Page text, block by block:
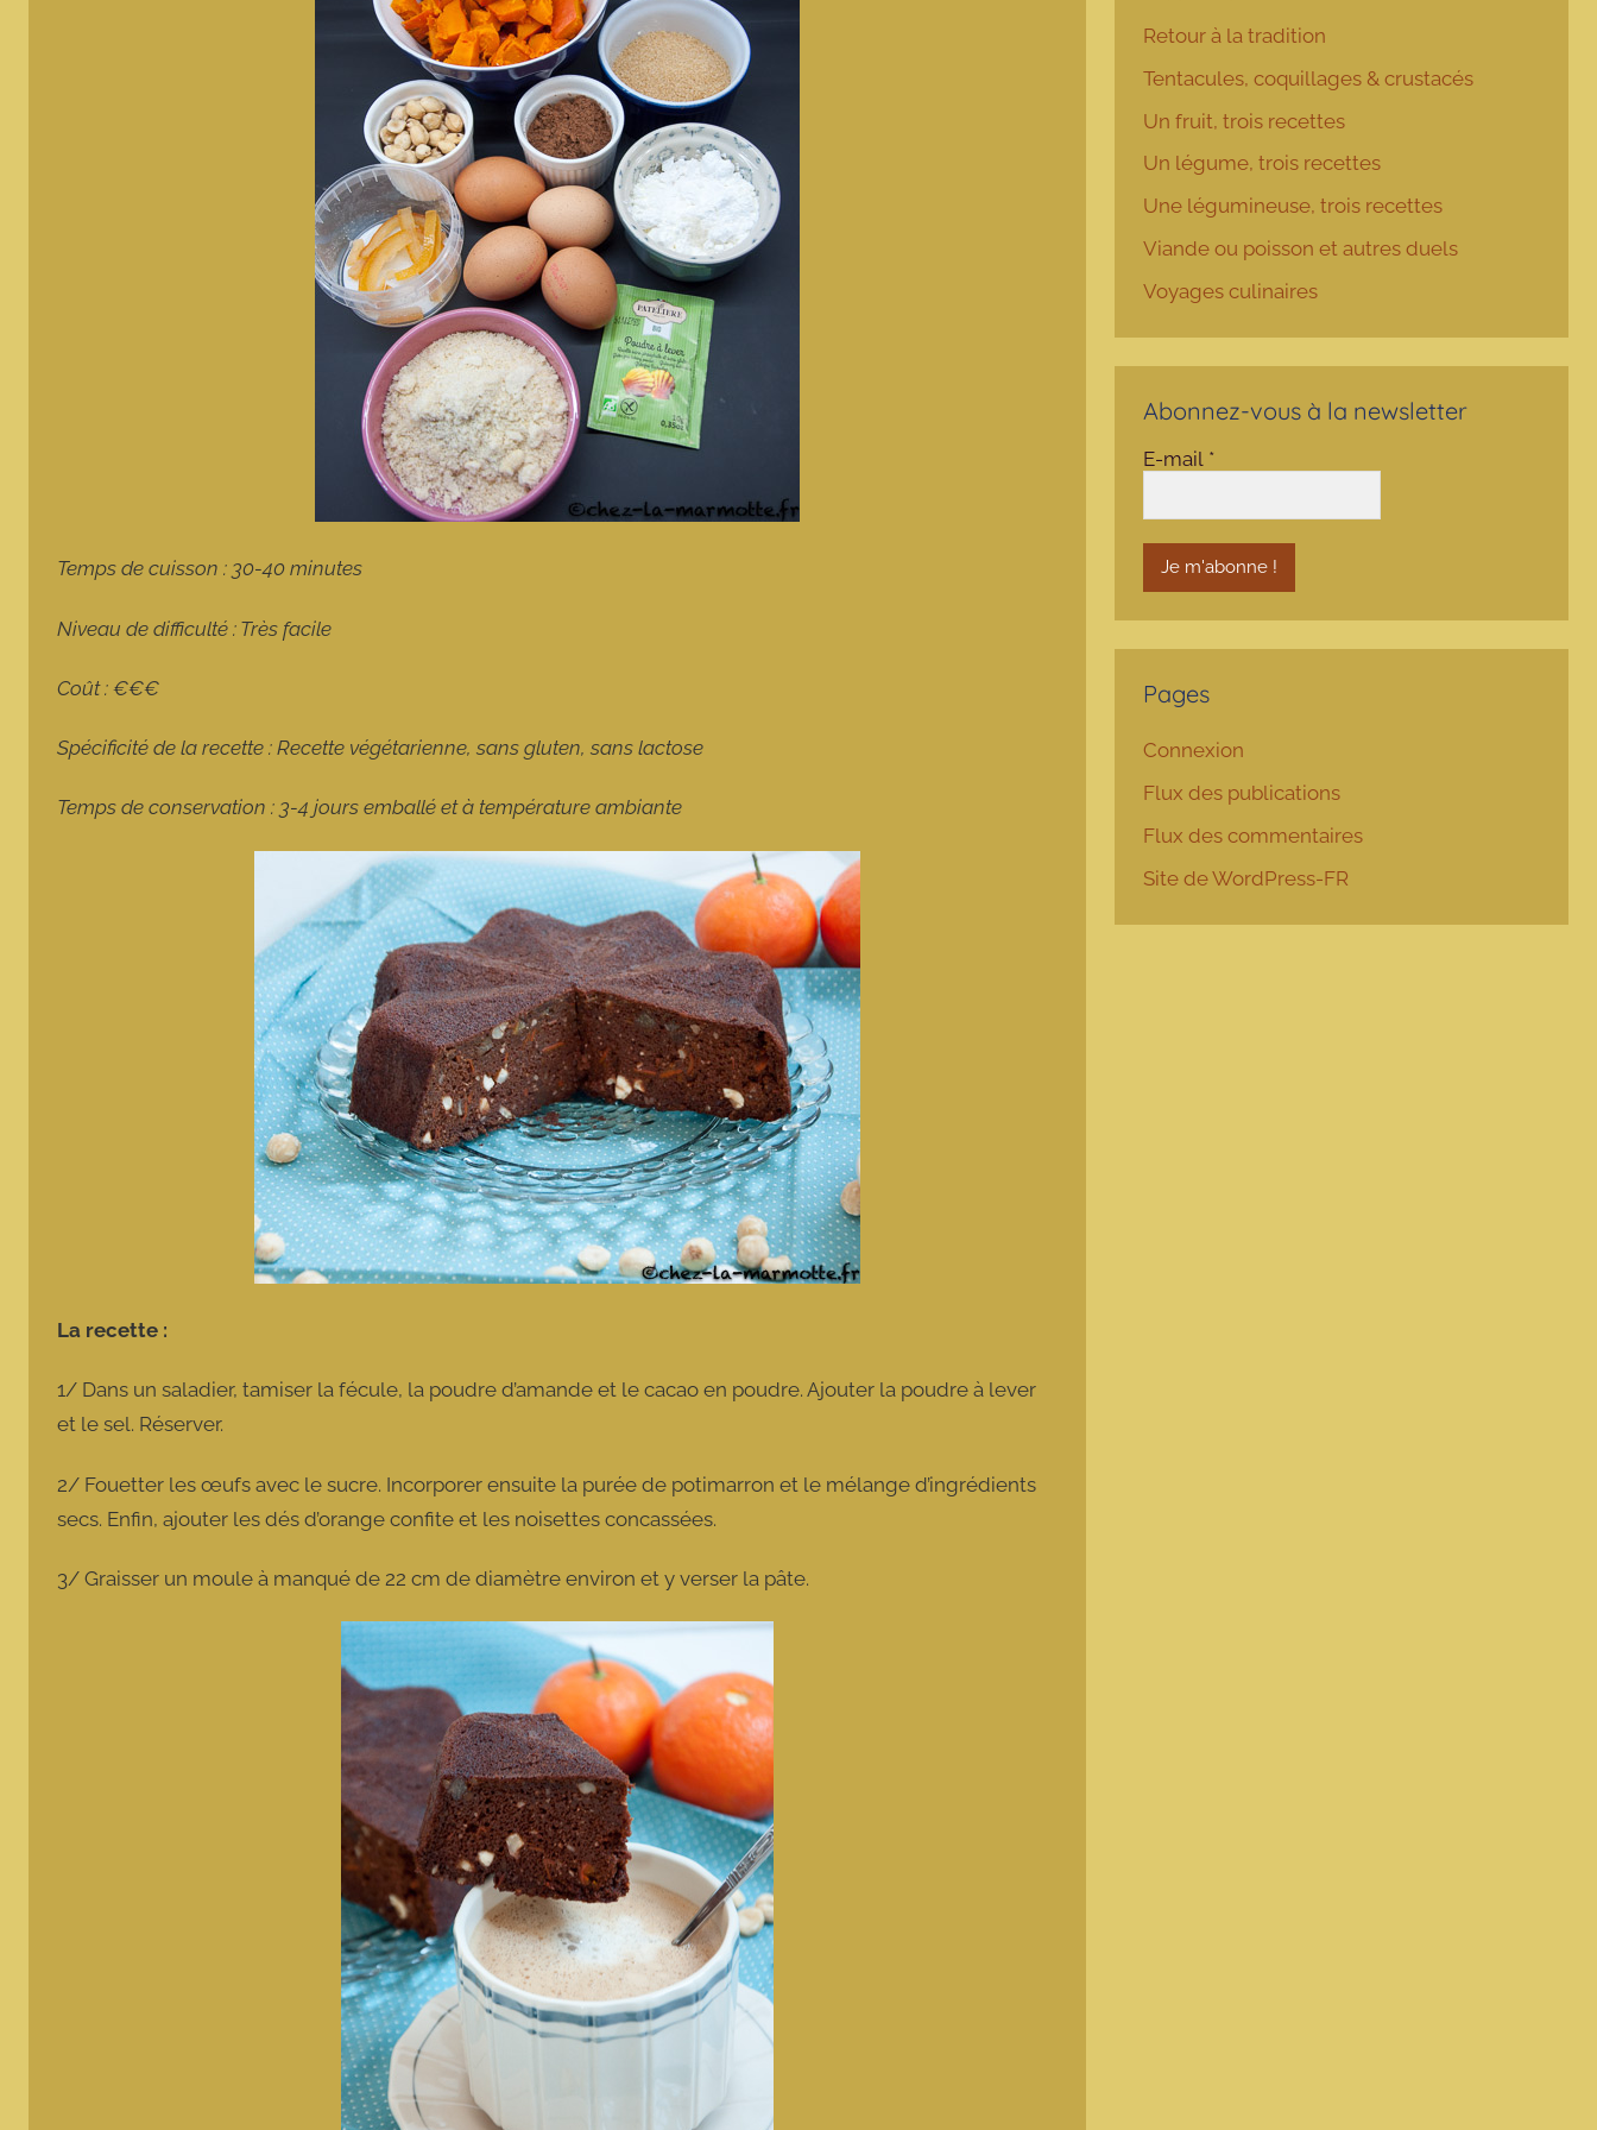
Temps de cuisson : 30-40 minutes
Niveau de difficulté : Très facile
Coût : €€€
Spécificité de la recette : Recette végétarienne, sans gluten, sans lactose
Temps de conservation : 3-4 jours emballé et à température ambiante
La recette :
1/ Dans un saladier, tamiser la fécule, la poudre d’amande et le cacao en poudre. Ajouter la poudre à lever
et le sel. Réserver.
2/ Fouetter les œufs avec le sucre. Incorporer ensuite la purée de potimarron et le mélange d’ingrédients
secs. Enfin, ajouter les dés d’orange confite et les noisettes concassées.
3/ Graisser un moule à manqué de 22 cm de diamètre environ et y verser la pâte.
Retour à la tradition
Tentacules, coquillages & crustacés
Un fruit, trois recettes
Un légume, trois recettes
Une légumineuse, trois recettes
Viande ou poisson et autres duels
Voyages culinaires
Abonnez-vous à la newsletter
E-mail *
Pages
Connexion
Flux des publications
Flux des commentaires
Site de WordPress-FR